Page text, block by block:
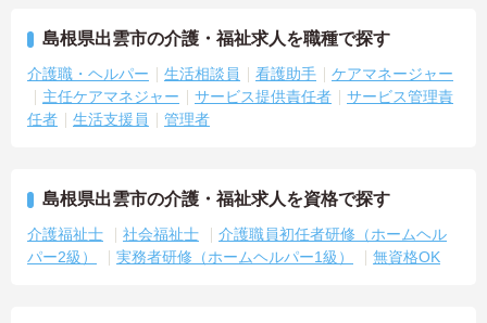
島根県出雲市の介護・福祉求人を職種で探す
介護職・ヘルパー 生活相談員 看護助手
ケアマネージャー
主任ケアマネジャー
サービス提供責任者
サービス管理責
任者
生活支援員 管理者
島根県出雲市の介護・福祉求人を資格で探す
介護福祉士 社会福祉士
介護職員初任者研修（ホームヘル
パー2級）
実務者研修（ホームヘルパー1級） 無資格OK